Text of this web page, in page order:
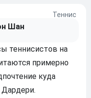
Теннис
Шан
теннисистов на
примерно
куда